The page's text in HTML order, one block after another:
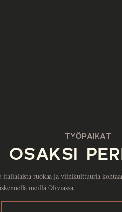
TYÖPAIKAT
OSAKSI
italialaista ruokaa ja viinikulttuuria
meillä Oliviassa.